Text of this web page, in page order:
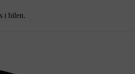
i bilen.